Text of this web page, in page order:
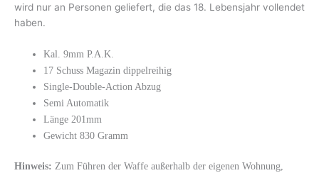
wird nur an Personen geliefert, die das 18. Lebensjahr vollendet
haben.
Kal. 9mm P.A.K.
17 Schuss Magazin dippelreihig
Single-Double-Action Abzug
Semi Automatik
Länge 201mm
Gewicht 830 Gramm
Hinweis: Zum Führen der Waffe außerhalb der eigenen Wohnung,